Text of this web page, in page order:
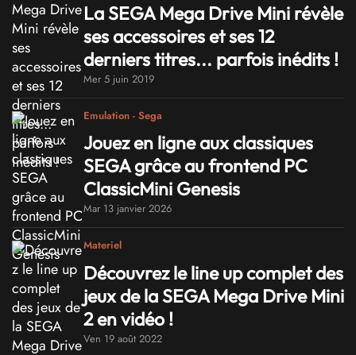
La SEGA Mega Drive Mini révèle
ses accessoires et ses 12
derniers titres... parfois inédits !
Mer 5 juin 2019
Emulation - Sega
Jouez en ligne aux classiques
SEGA grâce au frontend PC
ClassicMini Genesis
Mar 13 janvier 2026
Materiel
Découvrez le line up complet des
jeux de la SEGA Mega Drive Mini
2 en vidéo !
Ven 19 août 2022